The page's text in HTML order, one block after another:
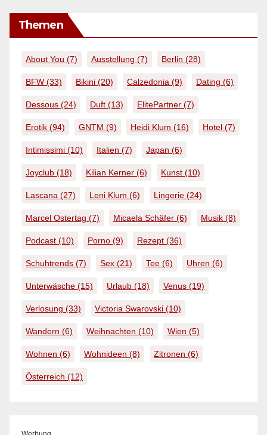
Themen
About You (7) Ausstellung (7) Berlin (28)
BFW (33) Bikini (20) Calzedonia (9) Dating (6)
Dessous (24) Duft (13) ElitePartner (7)
Erotik (94) GNTM (9) Heidi Klum (16) Hotel (7)
Intimissimi (10) Italien (7) Japan (6)
Joyclub (18) Kilian Kerner (6) Kunst (10)
Lascana (27) Leni Klum (6) Lingerie (24)
Marcel Ostertag (7) Micaela Schäfer (6) Musik (8)
Podcast (10) Porno (9) Rezept (36)
Schuhtrends (7) Sex (21) Tee (6) Uhren (6)
Unterwäsche (15) Urlaub (18) Venus (19)
Verlosung (33) Victoria Swarovski (10)
Wandern (6) Weihnachten (10) Wien (5)
Wohnen (6) Wohnideen (8) Zitronen (6)
Österreich (12)